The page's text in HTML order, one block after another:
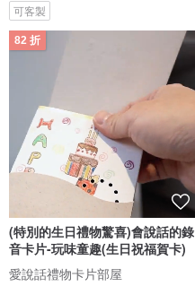
可客製
82 折
(特別的生日禮物驚喜)會說話的錄
音卡片-玩味童趣(生日祝福賀卡)
愛說話禮物卡片部屋